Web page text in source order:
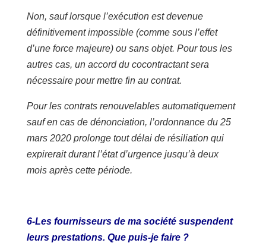
Non, sauf lorsque l’exécution est devenue
définitivement impossible (comme sous l’effet
d’une force majeure) ou sans objet. Pour tous les
autres cas, un accord du cocontractant sera
nécessaire pour mettre fin au contrat.
Pour les contrats renouvelables automatiquement
sauf en cas de dénonciation, l’ordonnance du 25
mars 2020 prolonge tout délai de résiliation qui
expirerait durant l’état d’urgence jusqu’à deux
mois après cette période.
6-Les fournisseurs de ma société suspendent
leurs prestations. Que puis-je faire ?